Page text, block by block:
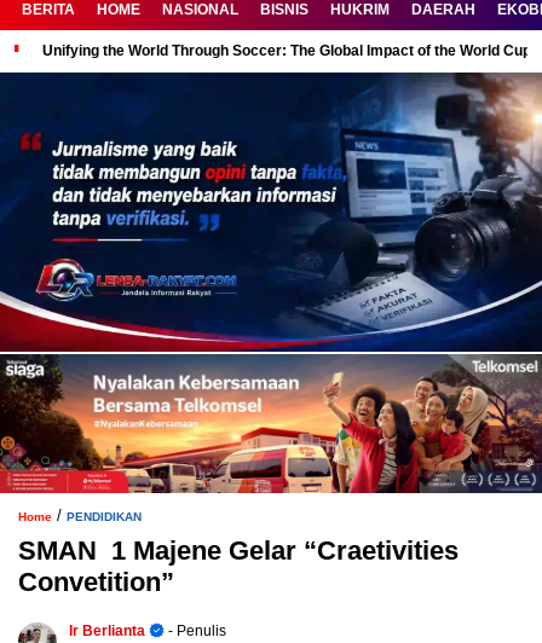
BERITA HOME NASIONAL BISNIS HUKRIM DAERAH
Unifying the World Through Soccer: The Global Impact of the World Cup
Home / PENDIDIKAN
SMAN 1 Majene Gelar “Craetivities
Convetition”
Ir Berlianta
- Penulis